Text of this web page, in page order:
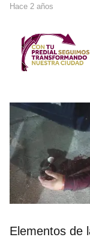
hace 2 años
Elementos de